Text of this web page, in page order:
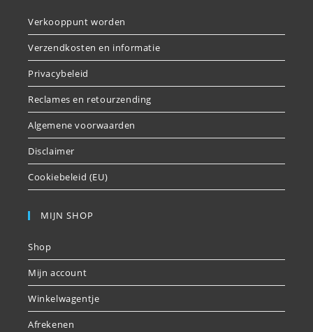
Verkooppunt worden
Verzendkosten en informatie
Privacybeleid
Reclames en retourzending
Algemene voorwaarden
Disclaimer
Cookiebeleid (EU)
MIJN SHOP
Shop
Mijn account
Winkelwagentje
Afrekenen